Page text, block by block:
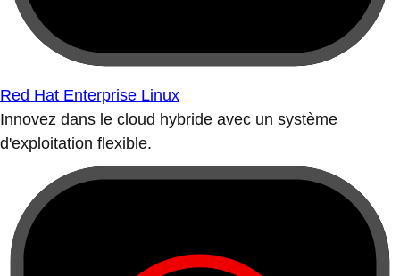
Red Hat Enterprise Linux
Innovez dans le cloud hybride avec un système
d'exploitation flexible.